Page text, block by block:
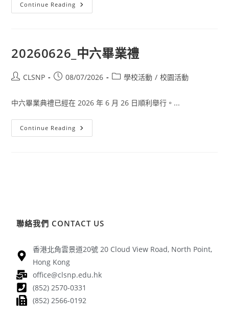
Continue Reading
20260626_中六畢業禮
CLSNP 08/07/2026 學校活動 / 校園活動
中六畢業典禮已經在 2026 年 6 月 26 日順利舉行。...
Continue Reading
聯絡我們 CONTACT US
香港北角雲景道20號 20 Cloud View Road, North Point,
Hong Kong
office@clsnp.edu.hk
(852) 2570-0331
(852) 2566-0192